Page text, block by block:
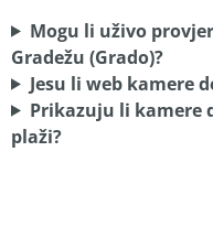
Mogu li uživo
Gradežu (Grado)?
Jesu li web kamere
Prikazuju li kamere
plaži?